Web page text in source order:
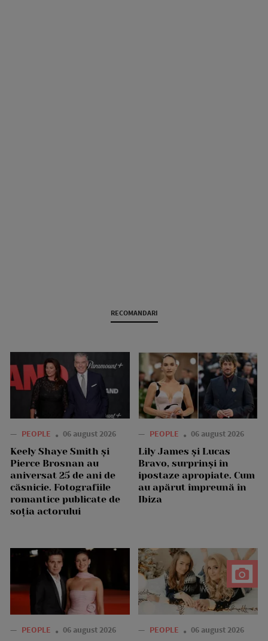
RECOMANDARI
— PEOPLE 06 august 2026
Keely Shaye Smith și
Pierce Brosnan au
aniversat 25 de ani de
căsnicie. Fotografiile
romantice publicate de
soția actorului
— PEOPLE 06 august 2026
Lily James și Lucas
Bravo, surprinși în
ipostaze apropiate. Cum
au apărut împreună în
Ibiza
— PEOPLE 06 august 2026 — PEOPLE 06 august 2026